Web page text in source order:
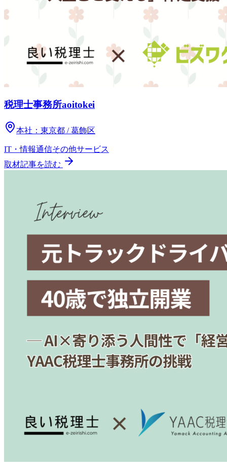
税理士事務所aoitokei
本社： 東京都 / 葛飾区
IT・情報通信その他サービス
取材記事を読む